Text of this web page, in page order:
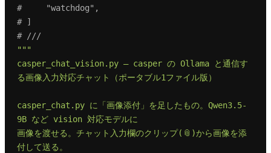
#     "watchdog",
# ]
# ///
"""
casper_chat_vision.py — casper の Ollama と通信す
る画像入力対応チャット（ポータブル1ファイル版）
casper_chat.py に「画像添付」を足したもの。Qwen3.5-
9B など vision 対応モデルに
画像を渡せる。チャット入力欄のクリップ(📎)から画像を添
付して送る。